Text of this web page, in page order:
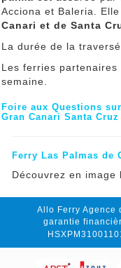
Acciona et Baleria.
Canari et de Santa
La durée de la
Les ferries
semaine.
Foire aux Questions
Gran Canari Santa
Ferry Las Palmas de
Découvrez en
Allo Ferry Agence
garantie